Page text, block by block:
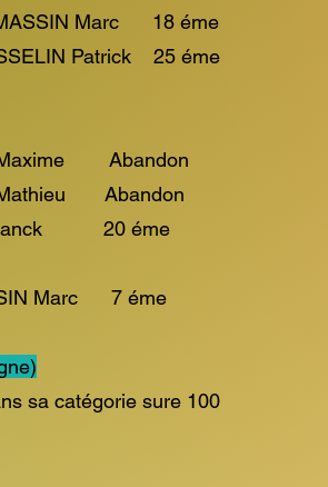
18 éme
25
Abandon
Franck 20 éme
Marc 7 éme
sa catégorie sure 100